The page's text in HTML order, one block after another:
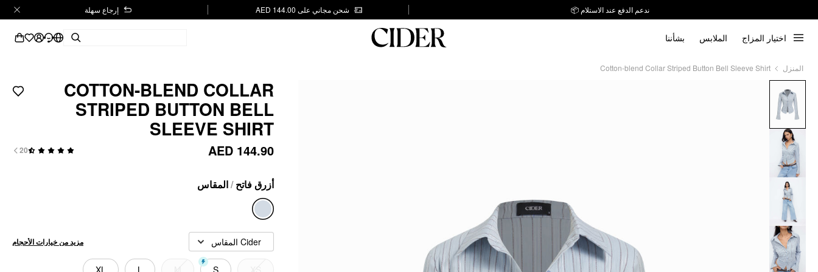
ندعم الدفع عند الاستلام 📦 شحن مجاني على AED 144.00 إرجاع سهلة
اختيار المزاج الملابس بشأننا
المنزل Cotton-blend Collar Striped Button Bell Sleeve Shirt
COTTON-BLEND COLLAR
STRIPED BUTTON BELL
SLEEVE SHIRT
AED 144.90
20
أزرق فاتح /المقاس
Cider المقاس مزيد من خيارات الأحجام
S
L
XL